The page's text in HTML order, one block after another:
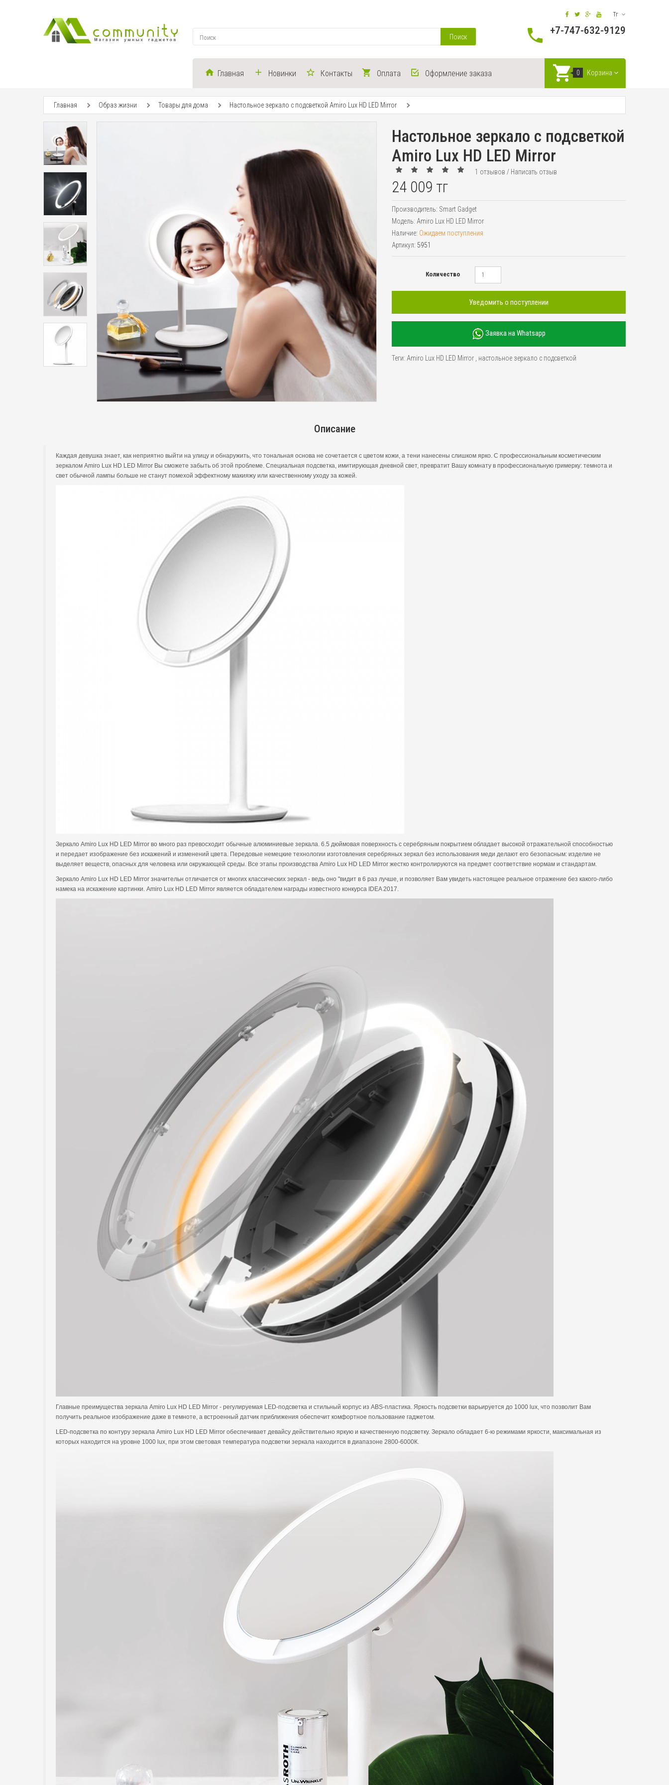
Тг
Поиск
+7-747-632-9129
Главная Новинки Контакты Оплата Оформление заказа 0 Корзина
Главная Образ жизни Товары для дома Настольное зеркало с подсветкой Amiro Lux HD LED Mirror
Настольное зеркало с подсветкой
Amiro Lux HD LED Mirror
1 отзывов / Написать отзыв
24 009 тг
Производитель: Smart Gadget
Модель: Amiro Lux HD LED Mirror
Наличие: Ожидаем поступления
Артикул: 5951
Количество
Уведомить о поступлении
Заявка на Whatsapp
Теги: Amiro Lux HD LED Mirror настольное зеркало с подсветкой
Описание
Каждая девушка знает, как неприятно выйти на улицу и обнаружить, что тональная основа не сочетается с цветом кожи, а тени нанесены слишком ярко. С профессиональным косметическим
зеркалом Amiro Lux HD LED Mirror Вы сможете забыть об этой проблеме. Специальная подсветка, имитирующая дневной свет, превратит Вашу комнату в профессиональную гримерку: темнота и
свет обычной лампы больше не станут помехой эффектному макияжу или качественному уходу за кожей.
Зеркало Amiro Lux HD LED Mirror во много раз превосходит обычные алюминиевые зеркала. 6.5 дюймовая поверхность с серебряным покрытием обладает высокой отражательной способностью
и передает изображение без искажений и изменений цвета. Передовые немецкие технологии изготовления серебряных зеркал без использования меди делают его безопасным: изделие не
выделяет веществ, опасных для человека или окружающей среды. Все этапы производства Amiro Lux HD LED Mirror жестко контролируются на предмет соответствие нормам и стандартам.
Зеркало Amiro Lux HD LED Mirror значительн отличается от многих классических зеркал - ведь оно "видит в 6 раз лучше, и позволяет Вам увидеть настоящее реальное отражение без какого-либо
намека на искажение картинки. Amiro Lux HD LED Mirror является обладателем награды известного конкурса IDEA 2017.
Главные преимущества зеркала Amiro Lux HD LED Mirror - регулируемая LED-подсветка и стильный корпус из ABS-пластика. Яркость подсветки варьируется до 1000 lux, что позволит Вам
получить реальное изображение даже в темноте, а встроенный датчик приближения обеспечит комфортное пользование гаджетом.
LED-подсветка по контуру зеркала Amiro Lux HD LED Mirror обеспечивает девайсу действительно яркую и качественную подсветку. Зеркало обладает 6-ю режимами яркости, максимальная из
которых находится на уровне 1000 lux, при этом световая температура подсветки зеркала находится в диапазоне 2800-6000К.